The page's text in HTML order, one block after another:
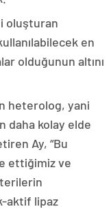
oluşturan
en
olduğunun altını
heterolog, yani
daha kolay elde
Ay, “Bu
ettiğimiz ve
aktif lipaz